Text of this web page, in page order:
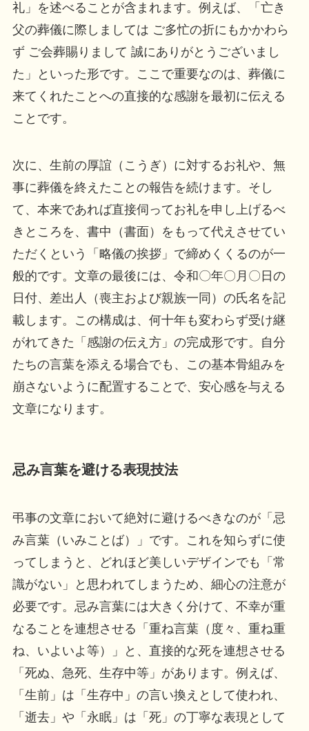
礼」を述べることが含まれます。例えば、「亡き
父の葬儀に際しましては ご多忙の折にもかかわら
ず ご会葬賜りまして 誠にありがとうございまし
た」といった形です。ここで重要なのは、葬儀に
来てくれたことへの直接的な感謝を最初に伝える
ことです。
次に、生前の厚誼（こうぎ）に対するお礼や、無
事に葬儀を終えたことの報告を続けます。そし
て、本来であれば直接伺ってお礼を申し上げるべ
きところを、書中（書面）をもって代えさせてい
ただくという「略儀の挨拶」で締めくくるのが一
般的です。文章の最後には、令和〇年〇月〇日の
日付、差出人（喪主および親族一同）の氏名を記
載します。この構成は、何十年も変わらず受け継
がれてきた「感謝の伝え方」の完成形です。自分
たちの言葉を添える場合でも、この基本骨組みを
崩さないように配置することで、安心感を与える
文章になります。
忌み言葉を避ける表現技法
弔事の文章において絶対に避けるべきなのが「忌
み言葉（いみことば）」です。これを知らずに使
ってしまうと、どれほど美しいデザインでも「常
識がない」と思われてしまうため、細心の注意が
必要です。忌み言葉には大きく分けて、不幸が重
なることを連想させる「重ね言葉（度々、重ね重
ね、いよいよ等）」と、直接的な死を連想させる
「死ぬ、急死、生存中等」があります。例えば、
「生前」は「生存中」の言い換えとして使われ、
「逝去」や「永眠」は「死」の丁寧な表現として